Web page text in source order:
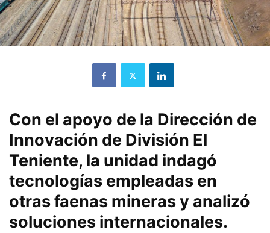
Con el apoyo de la Dirección de
Innovación de División El
Teniente, la unidad indagó
tecnologías empleadas en
otras faenas mineras y analizó
soluciones internacionales.